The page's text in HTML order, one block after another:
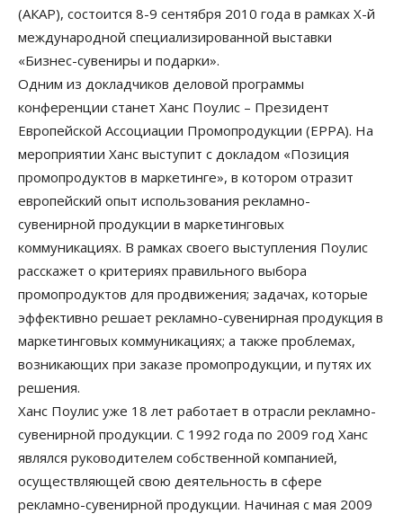
(АКАР), состоится 8-9 сентября 2010 года в рамках X-й
международной специализированной выставки
«Бизнес-сувениры и подарки».
Одним из докладчиков деловой программы
конференции станет Ханс Поулис – Президент
Европейской Ассоциации Промопродукции (EPPA). На
мероприятии Ханс выступит с докладом «Позиция
промопродуктов в маркетинге», в котором отразит
европейский опыт использования рекламно-
сувенирной продукции в маркетинговых
коммуникациях. В рамках своего выступления Поулис
расскажет о критериях правильного выбора
промопродуктов для продвижения; задачах, которые
эффективно решает рекламно-сувенирная продукция в
маркетинговых коммуникациях; а также проблемах,
возникающих при заказе промопродукции, и путях их
решения.
Ханс Поулис уже 18 лет работает в отрасли рекламно-
сувенирной продукции. С 1992 года по 2009 год Ханс
являлся руководителем собственной компанией,
осуществляющей свою деятельность в сфере
рекламно-сувенирной продукции. Начиная с мая 2009